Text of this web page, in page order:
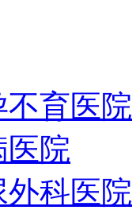
不育医院
医院
外科医院